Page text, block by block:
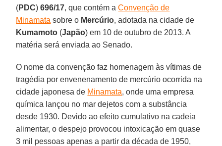
(PDC)696/17, que contém aConvenção de
Minamata sobre o Mercúrio, adotada na cidade de
Kumamoto (Japão) em 10 de outubro de 2013. A
matéria será enviada ao Senado.
O nome da convenção faz homenagem às vítimas de
tragédia por envenenamento de mercúrio ocorrida na
cidade japonesa de Minamata, onde uma empresa
química lançou no mar dejetos com a substância
desde 1930. Devido ao efeito cumulativo na cadeia
alimentar, o despejo provocou intoxicação em quase
3 mil pessoas apenas a partir da década de 1950,